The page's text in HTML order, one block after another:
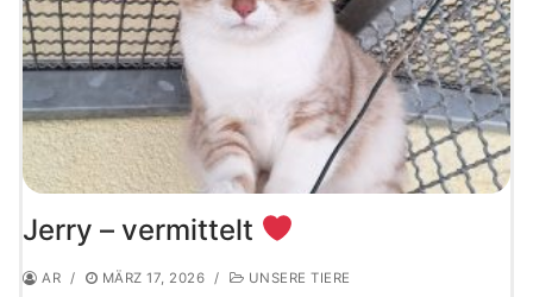
Jerry – vermittelt
AR / MÄRZ 17, 2026 / UNSERE TIERE